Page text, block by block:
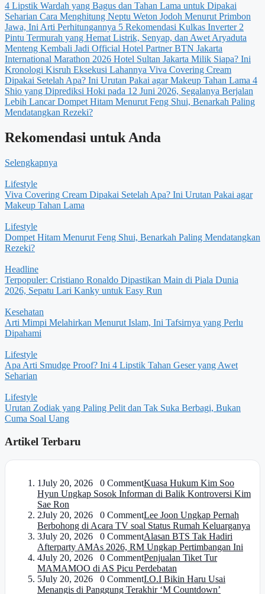
4 Lipstik Wardah yang Bagus dan Tahan Lama untuk Dipakai
Seharian Cara Menghitung Neptu Weton Jodoh Menurut Primbon
Jawa, Ini Arti Perhitungannya 5 Rekomendasi Kulkas Inverter 2
Pintu Termurah yang Hemat Listrik, Senyap, dan Awet Aryaduta
Menteng Kembali Jadi Official Hotel Partner BTN Jakarta
International Marathon 2026 Hotel Sultan Jakarta Milik Siapa? Ini
Kronologi Kisruh Eksekusi Lahannya Viva Covering Cream
Dipakai Setelah Apa? Ini Urutan Pakai agar Makeup Tahan Lama 4
Shio yang Diprediksi Hoki pada 12 Juni 2026, Segalanya Berjalan
Lebih LancarDompet Hitam Menurut Feng Shui, Benarkah Paling
Mendatangkan Rezeki?
Rekomendasi untuk Anda
Selengkapnya
Lifestyle
Viva Covering Cream Dipakai Setelah Apa? Ini Urutan Pakai agar
Makeup Tahan Lama
Lifestyle
Dompet Hitam Menurut Feng Shui, Benarkah Paling Mendatangkan
Rezeki?
Headline
Terpopuler: Cristiano Ronaldo Dipastikan Main di Piala Dunia
2026, Sepatu Lari Kanky untuk Easy Run
Kesehatan
Arti Mimpi Melahirkan Menurut Islam, Ini Tafsirnya yang Perlu
Dipahami
Lifestyle
Apa Arti Smudge Proof? Ini 4 Lipstik Tahan Geser yang Awet
Seharian
Lifestyle
Urutan Zodiak yang Paling Pelit dan Tak Suka Berbagi, Bukan
Cuma Soal Uang
Artikel Terbaru
1July 20, 2026 0 CommentKuasa Hukum Kim Soo
Hyun Ungkap Sosok Informan di Balik Kontroversi Kim
Sae Ron
2July 20, 2026 0 CommentLee Joon Ungkap Pernah
Berbohong di Acara TV soal Status Rumah Keluarganya
3July 20, 2026 0 CommentAlasan BTS Tak Hadiri
Afterparty AMAs 2026, RM Ungkap Pertimbangan Ini
4July 20, 2026 0 CommentPenjualan Tiket Tur
MAMAMOO di AS Picu Perdebatan
5July 20, 2026 0 CommentI.O.I Bikin Haru Usai
Menangis di Panggung Terakhir ‘M Countdown’